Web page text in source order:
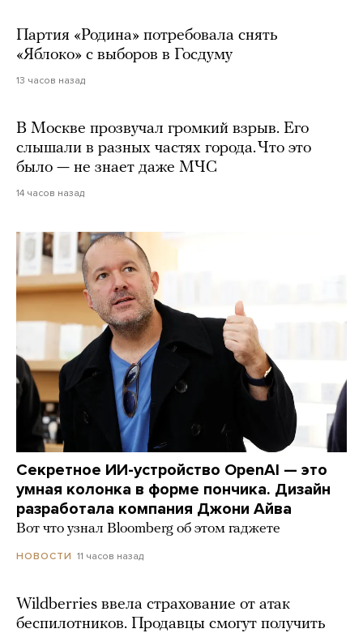
Партия «Родина» потребовала снять
«Яблоко» с выборов в Госдуму
13 часов назад
В Москве прозвучал громкий взрыв. Его
слышали в разных частях города. Что это
было — не знает даже МЧС
14 часов назад
Секретное ИИ-устройство OpenAI — это
умная колонка в форме пончика. Дизайн
разработала компания Джони Айва
Вот что узнал Bloomberg об этом гаджете
НОВОСТИ 11 часов назад
Wildberries ввела страхование от атак
беспилотников. Продавцы смогут получить